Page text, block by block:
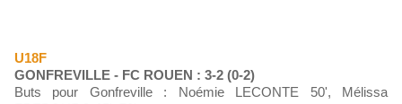
U18F
GONFREVILLE - FC ROUEN : 3-2 (0-2)
Buts pour Gonfreville : Noémie LECONTE 50', Mélissa